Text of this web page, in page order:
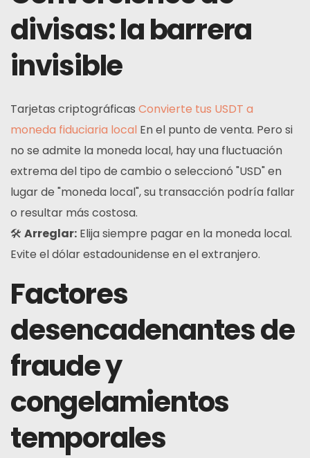
divisas: la barrera
invisible
Tarjetas criptográficas Convierte tus USDT a
moneda fiduciaria local En el punto de venta. Pero si
no se admite la moneda local, hay una fluctuación
extrema del tipo de cambio o seleccionó "USD" en
lugar de "moneda local", su transacción podría fallar
o resultar más costosa.
🛠 Arreglar: Elija siempre pagar en la moneda local.
Evite el dólar estadounidense en el extranjero.
Factores
desencadenantes de
fraude y
congelamientos
temporales